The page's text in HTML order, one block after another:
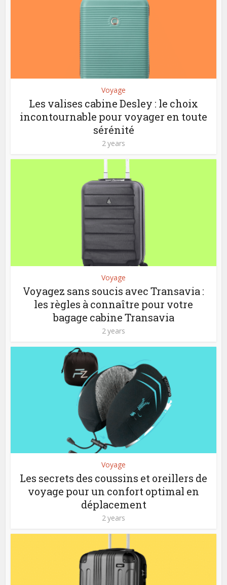
Voyage
Les valises cabine Desley : le choix
incontournable pour voyager en toute
sérénité
2 years
Voyage
Voyagez sans soucis avec Transavia :
les règles à connaître pour votre
bagage cabine Transavia
2 years
Voyage
Les secrets des coussins et oreillers de
voyage pour un confort optimal en
déplacement
2 years